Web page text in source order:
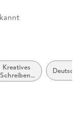
Kreatives
Schreiben,
Deutsch